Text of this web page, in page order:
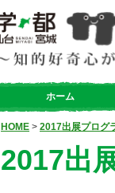
ホーム
HOME > 2017出展プログ
2017出